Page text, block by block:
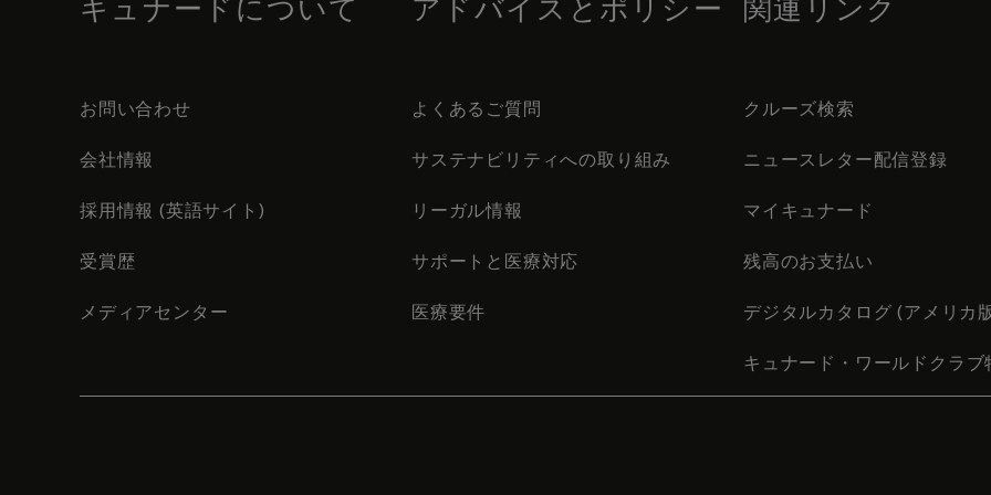
キュナードについて
お問い合わせ
会社情報
採用情報 (英語サイト)
受賞歴
メディアセンター
アドバイスとポリシー
よくあるご質問
サステナビリティへの取り組み
リーガル情報
サポートと医療対応
医療要件
関連リンク
クルーズ検索
ニュースレター配信登録
マイキュナード
残高のお支払い
デジタルカタログ (アメリカ
キュナード・ワールドクラブ